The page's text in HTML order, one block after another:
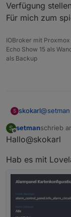
Meine
Nur
meldung
Verfügung
Für mich zum
IOBroker mit Proxmox
Echo Show 15 als
als Backup
S skokarl@setman
Setman,
S
Offline
setmanschrieb
zuletzt
Hallo@skokarl
Hab es mit